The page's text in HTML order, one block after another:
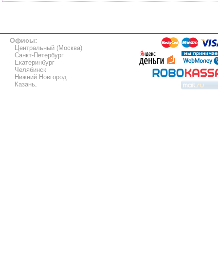
Офисы:
Центральный (Москва)
Санкт-Петербург
Екатеринбург
Челябинск
Нижний Новгород
Казань.